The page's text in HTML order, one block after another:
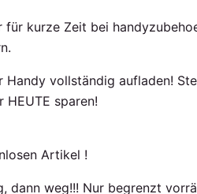
für kurze Zeit bei
Handy vollständig aufladen!
sparen!
Artikel !
dann weg!!! Nur begrenzt